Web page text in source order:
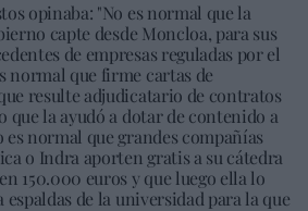
opinaba: "No es normal que la
capte desde Moncloa, para sus
de empresas reguladas por el
normal que firme cartas de
resulte adjudicatario de contratos
que la ayudó a dotar de contenido a
es normal que grandes compañías
o Indra aporten gratis a su cátedra
150.000 euros y que luego ella lo
de la universidad para la que